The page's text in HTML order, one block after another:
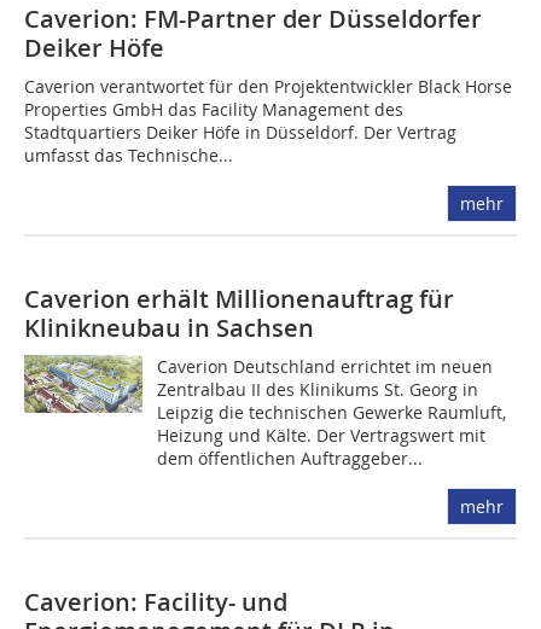
Caverion: FM-Partner der Düsseldorfer
Deiker Höfe
Caverion verantwortet für den Projektentwickler Black Horse
Properties GmbH das Facility Management des
Stadtquartiers Deiker Höfe in Düsseldorf. Der Vertrag
umfasst das Technische...
mehr
Caverion erhält Millionenauftrag für
Klinikneubau in Sachsen
Caverion Deutschland errichtet im neuen
Zentralbau II des Klinikums St. Georg in
Leipzig die technischen Gewerke Raumluft,
Heizung und Kälte. Der Vertragswert mit
dem öffentlichen Auftraggeber...
mehr
Caverion: Facility- und